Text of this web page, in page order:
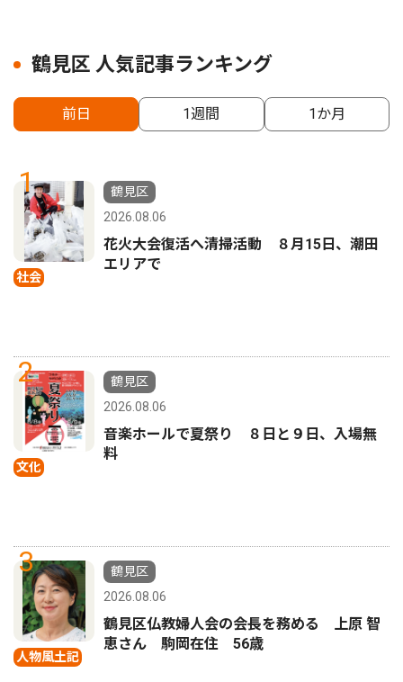
鶴見区 人気記事ランキング
前日 1週間 1か月
1
社会
鶴見区
2026.08.06
花火大会復活へ清掃活動 ８月15日、潮田
エリアで
2
文化
鶴見区
2026.08.06
音楽ホールで夏祭り ８日と９日、入場無
料
3
人物風土記
鶴見区
2026.08.06
鶴見区仏教婦人会の会長を務める 上原 智
恵さん 駒岡在住 56歳